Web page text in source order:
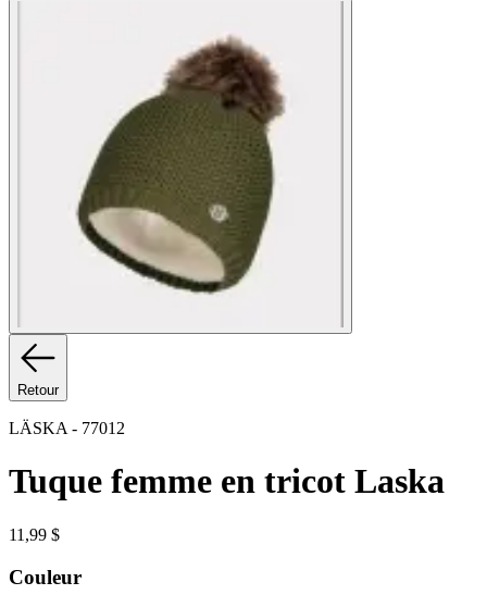
Retour
LÄSKA - 77012
Tuque femme en tricot Laska
11,99 $
Couleur